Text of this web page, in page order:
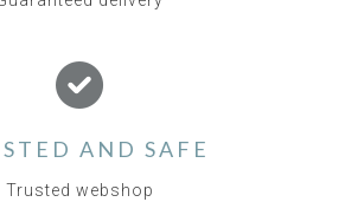
AND SAFE
Trusted webshop